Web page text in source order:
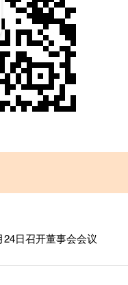
日召开董事会会议